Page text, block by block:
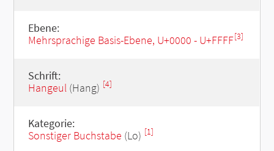
Ebene:
Mehrsprachige Basis-Ebene, U+0000 - U+FFFF[3]
Schrift:
Hangeul(Hang) [4]
Kategorie:
Sonstiger Buchstabe (Lo) [1]